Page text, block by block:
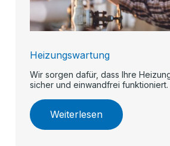
Heizungswartung
Wir sorgen dafür, dass Ihre
sicher und einwandfrei funktioniert.
Weiterlesen